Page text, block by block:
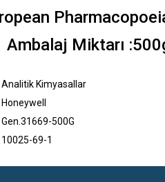
Miktarı
Analitik Kimyasallar
Honeywell
Gen.31669-500G
10025-69-1